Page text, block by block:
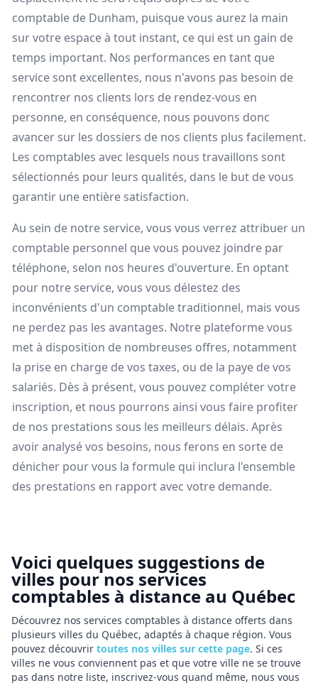
comptable de Dunham, puisque vous aurez la main
sur votre espace à tout instant, ce qui est un gain de
temps important. Nos performances en tant que
service sont excellentes, nous n'avons pas besoin de
rencontrer nos clients lors de rendez-vous en
personne, en conséquence, nous pouvons donc
avancer sur les dossiers de nos clients plus facilement.
Les comptables avec lesquels nous travaillons sont
sélectionnés pour leurs qualités, dans le but de vous
garantir une entière satisfaction.
Au sein de notre service, vous vous verrez attribuer un
comptable personnel que vous pouvez joindre par
téléphone, selon nos heures d'ouverture. En optant
pour notre service, vous vous délestez des
inconvénients d'un comptable traditionnel, mais vous
ne perdez pas les avantages. Notre plateforme vous
met à disposition de nombreuses offres, notamment
la prise en charge de vos taxes, ou de la paye de vos
salariés. Dès à présent, vous pouvez compléter votre
inscription, et nous pourrons ainsi vous faire profiter
de nos prestations sous les meilleurs délais. Après
avoir analysé vos besoins, nous ferons en sorte de
dénicher pour vous la formule qui inclura l'ensemble
des prestations en rapport avec votre demande.
Voici quelques suggestions de
villes pour nos services
comptables à distance au Québec
Découvrez nos services comptables à distance offerts dans
plusieurs villes du Québec, adaptés à chaque région. Vous
pouvez découvrir toutes nos villes sur cette page. Si ces
villes ne vous conviennent pas et que votre ville ne se trouve
pas dans notre liste, inscrivez-vous quand même, nous vous